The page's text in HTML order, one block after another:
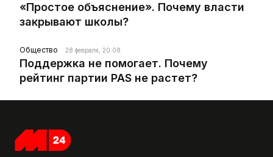
«Простое объяснение». Почему власти
закрывают школы?
Общество 28 февраля, 20:08
Поддержка не помогает. Почему
рейтинг партии PAS не растет?